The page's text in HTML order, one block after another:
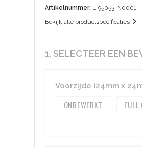
Artikelnummer: LT95053_N0001
Bekijk alle productspecificaties
1. SELECTEER EEN
Voorzijde (24mm x
ONBEWERKT FULL